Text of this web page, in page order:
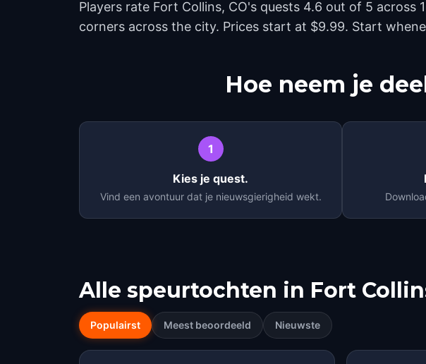
Players rate Fort Collins, CO's quests 4.6 out of 5
corners across the city. Prices start at $9.99. Start
Hoe neem je
1
Kies je quest.
Vind een avontuur dat je nieuwsgierigheid wekt.
Alle speurtochten in Fort
Populairst Meest beoordeeld Nieuwste